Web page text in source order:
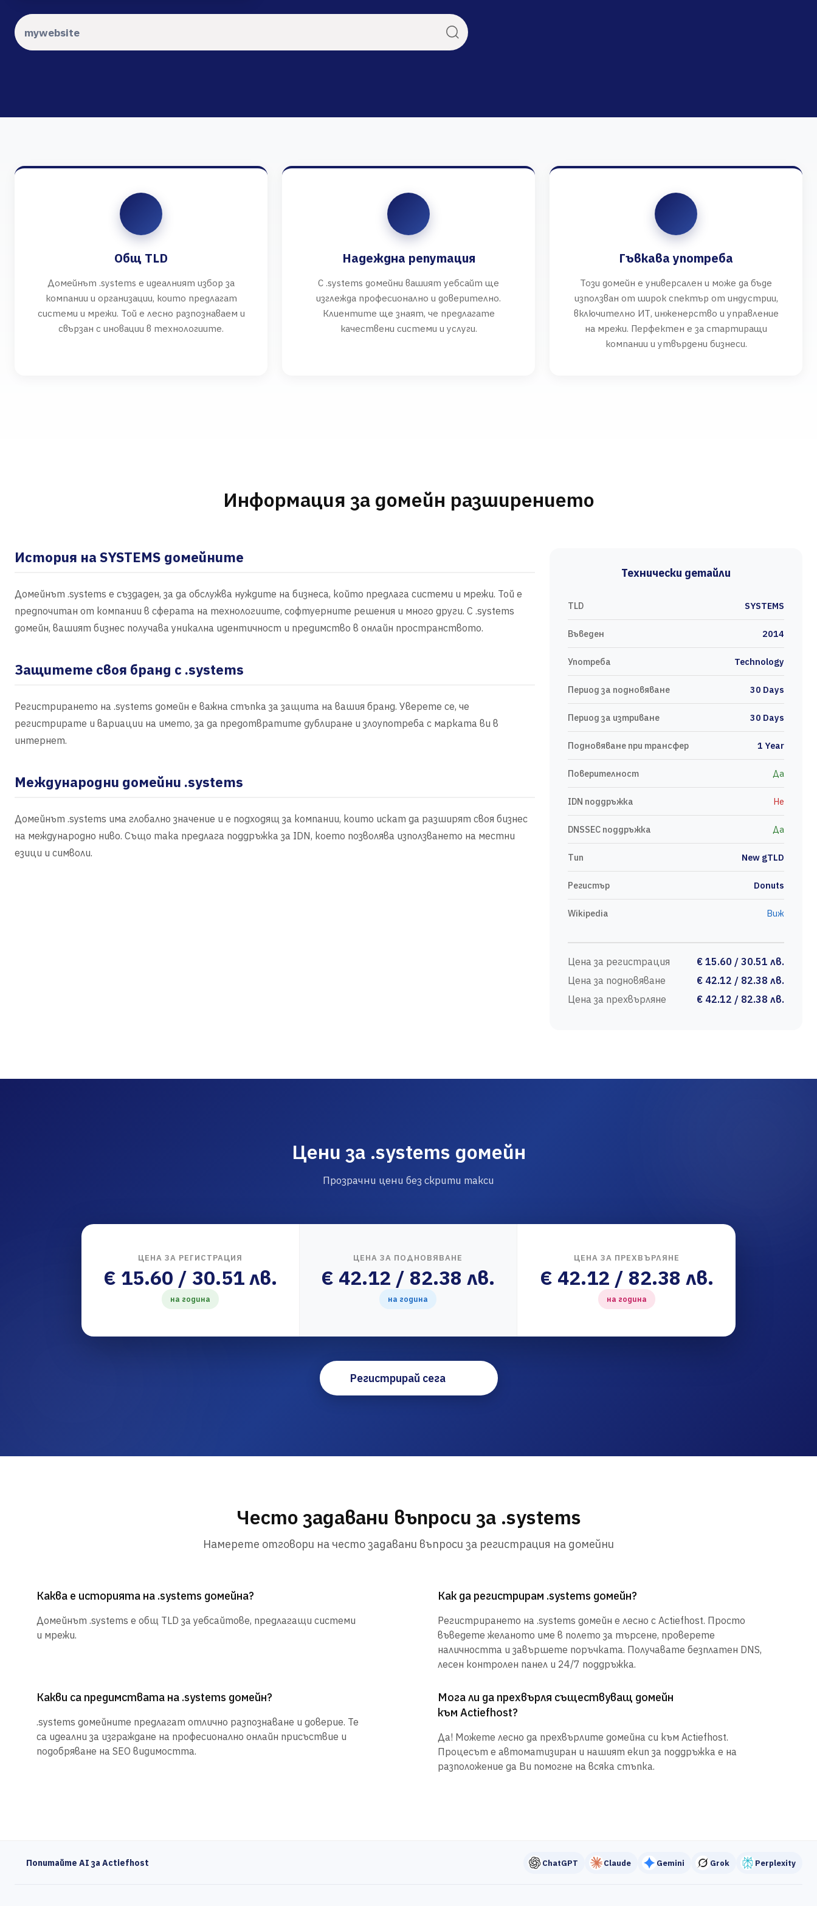
Общ TLD
Домейнът .systems е идеалният избор за
компании и организации, които предлагат
системи и мрежи. Той е лесно разпознаваем и
свързан с иновации в технологиите.
Надеждна репутация
С .systems домейни вашият уебсайт ще
изглежда професионално и доверително.
Клиентите ще знаят, че предлагате
качествени системи и услуги.
Гъвкава употреба
Този домейн е универсален и може да бъде
използван от широк спектър от индустрии,
включително ИТ, инженерство и управление
на мрежи. Перфектен е за стартиращи
компании и утвърдени бизнеси.
Информация за домейн разширението
История на SYSTEMS домейните
Домейнът .systems е създаден, за да обслужва нуждите на бизнеса, който предлага системи и мрежи. Той е
предпочитан от компании в сферата на технологиите, софтуерните решения и много други. С .systems
домейн, вашият бизнес получава уникална идентичност и предимство в онлайн пространството.
Защитете своя бранд с .systems
Регистрирането на .systems домейн е важна стъпка за защита на вашия бранд. Уверете се, че
регистрирате и вариации на името, за да предотвратите дублиране и злоупотреба с марката ви в
интернет.
Международни домейни .systems
Домейнът .systems има глобално значение и е подходящ за компании, които искат да разширят своя бизнес
на международно ниво. Също така предлага поддръжка за IDN, което позволява използването на местни
езици и символи.
Технически детайли
TLD SYSTEMS
Въведен 2014
Употреба Technology
Период за подновяване 30 Days
Период за изтриване 30 Days
Подновяване при трансфер 1 Year
Поверителност Да
IDN поддръжка Не
DNSSEC поддръжка Да
Тип New gTLD
Регистър Donuts
Wikipedia Виж
Цена за регистрация
€ 15.60 / 30.51 лв.
Цена за подновяване
€ 42.12 / 82.38 лв.
Цена за прехвърляне
€ 42.12 / 82.38 лв.
Цени за .systems домейн
Прозрачни цени без скрити такси
ЦЕНА ЗА РЕГИСТРАЦИЯ
€ 15.60 / 30.51 лв.
на година
ЦЕНА ЗА ПОДНОВЯВАНЕ
€ 42.12 / 82.38 лв.
на година
ЦЕНА ЗА ПРЕХВЪРЛЯНЕ
€ 42.12 / 82.38 лв.
на година
Регистрирай сега
Често задавани въпроси за .systems
Намерете отговори на често задавани въпроси за регистрация на домейни
Каква е историята на .systems домейна?
Домейнът .systems е общ TLD за уебсайтове, предлагащи системи
и мрежи.
Как да регистрирам .systems домейн?
Регистрирането на .systems домейн е лесно с Actiefhost. Просто
въведете желаното име в полето за търсене, проверете
наличността и завършете поръчката. Получавате безплатен DNS,
лесен контролен панел и 24/7 поддръжка.
Какви са предимствата на .systems домейн?
.systems домейните предлагат отлично разпознаване и доверие. Те
са идеални за изграждане на професионално онлайн присъствие и
подобряване на SEO видимостта.
Мога ли да прехвърля съществуващ домейн
към Actiefhost?
Да! Можете лесно да прехвърлите домейна си към Actiefhost.
Процесът е автоматизиран и нашият екип за поддръжка е на
разположение да Ви помогне на всяка стъпка.
Попитайте AI за Actiefhost ChatGPT Claude Gemini Grok Perplexity